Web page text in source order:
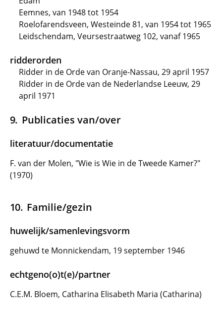
Eemnes, van 1948 tot 1954
Roelofarendsveen, Westeinde 81, van 1954 tot 1965
Leidschendam, Veursestraatweg 102, vanaf 1965
ridderorden
Ridder in de Orde van Oranje-Nassau, 29 april 1957
Ridder in de Orde van de Nederlandse Leeuw, 29
april 1971
Publicaties van/over
literatuur/documentatie
F. van der Molen, "Wie is Wie in de Tweede Kamer?"
(1970)
Familie/gezin
huwelijk/samenlevingsvorm
gehuwd te Monnickendam, 19 september 1946
echtgeno(o)t(e)/partner
C.E.M. Bloem, Catharina Elisabeth Maria (Catharina)